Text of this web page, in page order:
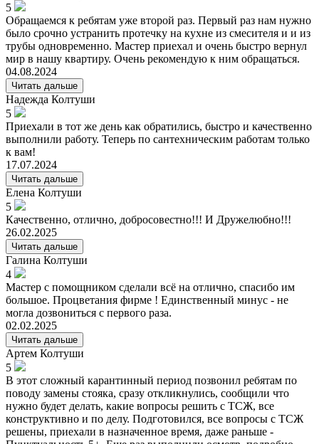
5
Обращаемся к ребятам уже второй раз. Первый раз нам нужно
было срочно устранить протечку на кухне из смесителя и и из
трубы одновременно. Мастер приехал и очень быстро вернул
мир в нашу квартиру. Очень рекомендую к ним обращаться.
04.08.2024
Читать дальше
Надежда Колтуши
5
Приехали в тот же день как обратились, быстро и качественно
выполнили работу. Теперь по сантехническим работам только
к вам!
17.07.2024
Читать дальше
Елена Колтуши
5
Качественно, отлично, добросовестно!!! И Дружелюбно!!!
26.02.2025
Читать дальше
Галина Колтуши
4
Мастер с помощником сделали всё на отлично, спасибо им
большое. Процветания фирме ! Единственный минус - не
могла дозвониться с первого раза.
02.02.2025
Читать дальше
Артем Колтуши
5
В этот сложный карантинный период позвонил ребятам по
поводу замены стояка, сразу откликнулись, сообщили что
нужно будет делать, какие вопросы решить с ТСЖ, все
конструктивно и по делу. Подготовился, все вопросы с ТСЖ
решены, приехали в назначенное время, даже раньше -